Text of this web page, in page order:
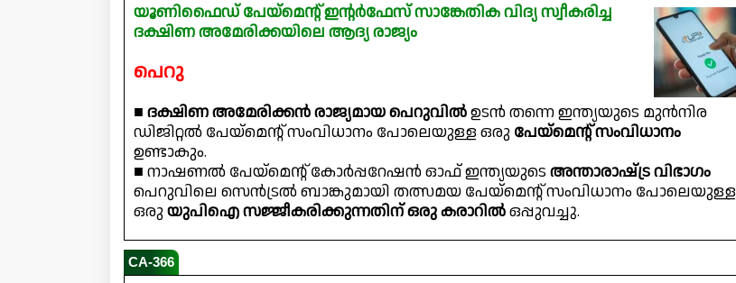
യൂണിഫൈഡ് പേയ്‌മെന്റ് ഇന്റർഫേസ് സാങ്കേതിക വിദ്യ സ്വീകരിച്ച
ദക്ഷിണ അമേരിക്കയിലെ ആദ്യ രാജ്യം
പെറു
■ ദക്ഷിണ അമേരിക്കൻ രാജ്യമായ പെറുവിൽഉടൻ തന്നെ ഇന്ത്യയുടെ മുൻനിര
ഡിജിറ്റൽ പേയ്‌മെൻ്റ് സംവിധാനം പോലെയുള്ള ഒരു പേയ്‌മെൻ്റ് സംവിധാനം
ഉണ്ടാകും.
■ നാഷണൽ പേയ്‌മെൻ്റ് കോർപ്പറേഷൻ ഓഫ് ഇന്ത്യയുടെ അന്താരാഷ്‌ട്ര വിഭാഗം
പെറുവിലെ സെൻട്രൽ ബാങ്കുമായി തത്സമയ പേയ്‌മെൻ്റ് സംവിധാനം പോലെയുള്ള
ഒരു യുപിഐ സജ്ജീകരിക്കുന്നതിന് ഒരു കരാറിൽഒപ്പുവച്ചു.
CA-366